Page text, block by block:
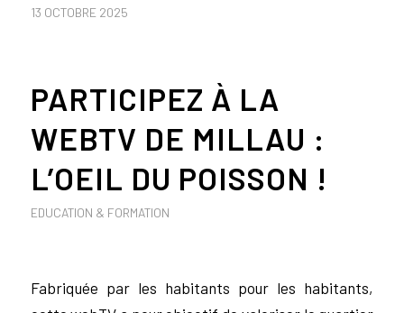
13 OCTOBRE 2025
PARTICIPEZ À LA
WEBTV DE MILLAU :
L’OEIL DU POISSON !
EDUCATION & FORMATION
Fabriquée par les habitants pour les habitants,